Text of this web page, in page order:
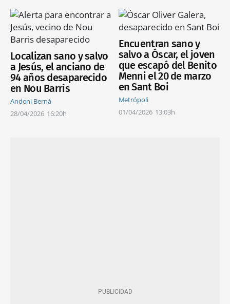
Localizan sano y salvo
a Jesús, el anciano de
94 años desaparecido
en Nou Barris
Andoni Berná
28/04/2026 16:20h
Encuentran sano y
salvo a Óscar, el joven
que escapó del Benito
Menni el 20 de marzo
en Sant Boi
Metrópoli
01/04/2026 13:03h